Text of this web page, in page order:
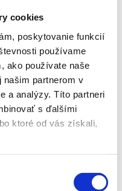
cookies
poskytovanie funkcií
používame
ako používate naše
našim partnerom v
a analýzy. Títo partneri
s ďalšími
ktoré od vás získali,